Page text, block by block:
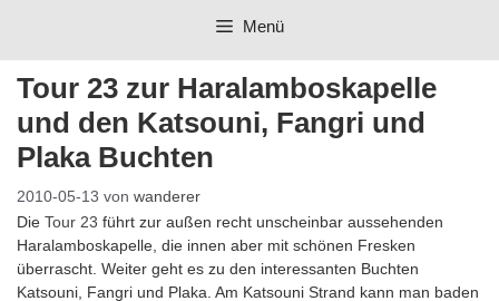
Menü
Tour 23 zur Haralamboskapelle
und den Katsouni, Fangri und
Plaka Buchten
2010-05-13 von wanderer
Die Tour 23 führt zur außen recht unscheinbar aussehenden
Haralamboskapelle, die innen aber mit schönen Fresken
überrascht. Weiter geht es zu den interessanten Buchten
Katsouni, Fangri und Plaka. Am Katsouni Strand kann man baden